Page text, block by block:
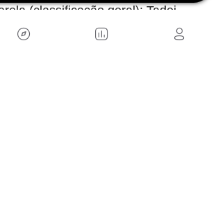
(classificação geral): Tadej